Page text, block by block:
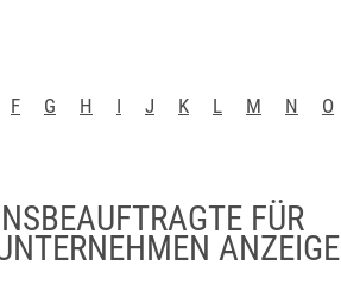
F G H I J K L M N O
FÜR